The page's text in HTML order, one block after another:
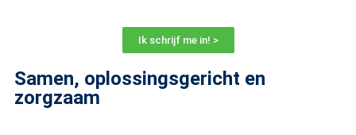
Ik schrijf me in! >
Samen, oplossingsgericht en
zorgzaam